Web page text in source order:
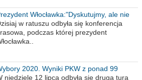
Włocławka:"Dyskutujmy, ale nie
się”
w ratuszu odbyła się konferencja
podczas której prezydent
2020. Wyniki PKW z ponad 99
obwodów
niedzielę 12 lipca odbyła się druga tura